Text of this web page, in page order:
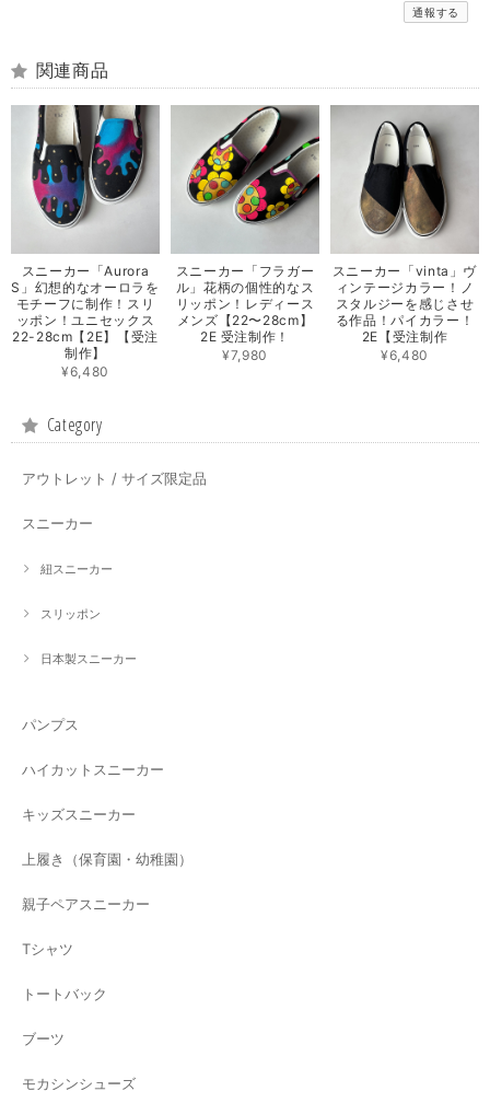
通報する
関連商品
スニーカー「Aurora
S」幻想的なオーロラを
モチーフに制作！スリ
ッポン！ユニセックス
22-28cm【2E】【受注
制作】
¥6,480
スニーカー「フラガー
ル」花柄の個性的なス
リッポン！レディース
メンズ【22〜28cm】
2E 受注制作！
¥7,980
スニーカー「vinta」ヴ
ィンテージカラー！ノ
スタルジーを感じさせ
る作品！パイカラー！
2E【受注制作
¥6,480
Category
アウトレット / サイズ限定品
スニーカー
紐スニーカー
スリッポン
日本製スニーカー
パンプス
ハイカットスニーカー
キッズスニーカー
上履き（保育園・幼稚園）
親子ペアスニーカー
Tシャツ
トートバック
ブーツ
モカシンシューズ